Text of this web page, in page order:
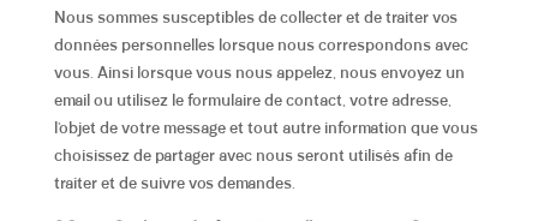
Nous sommes susceptibles de collecter et de traiter vos
données personnelles lorsque nous correspondons avec
vous. Ainsi lorsque vous nous appelez, nous envoyez un
email ou utilisez le formulaire de contact, votre adresse,
l’objet de votre message et tout autre information que vous
choisissez de partager avec nous seront utilisés afin de
traiter et de suivre vos demandes.